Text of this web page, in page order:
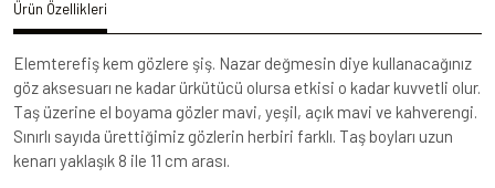
Ürün Özellikleri
Elemterefiş kem gözlere şiş. Nazar değmesin diye kullanacağınız
göz aksesuarı ne kadar ürkütücü olursa etkisi o kadar kuvvetli olur.
Taş üzerine el boyama gözler mavi, yeşil, açık mavi ve kahverengi.
Sınırlı sayıda ürettiğimiz gözlerin herbiri farklı. Taş boyları uzun
kenarı yaklaşık 8 ile 11 cm arası.